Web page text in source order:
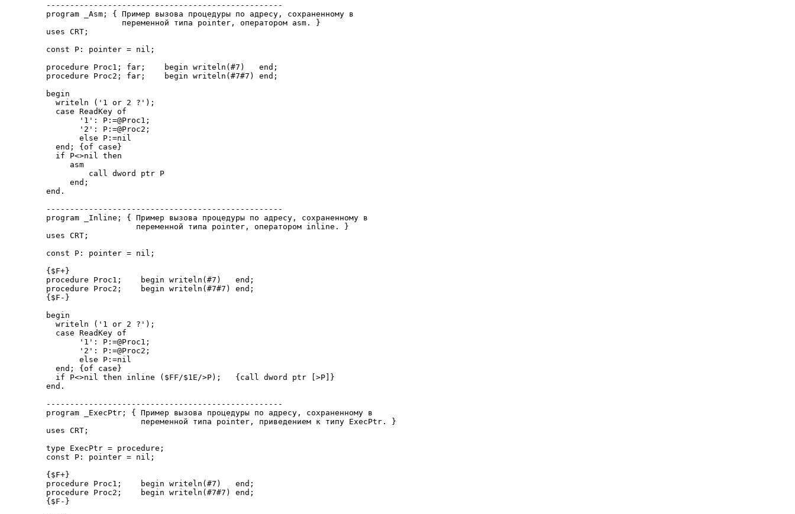
--------------------------------------------------
program _Asm; { Пример вызова процедуры по адресу, сохраненному в
                переменной типа pointer, оператором asm. }
uses CRT;
const P: pointer = nil;
procedure Proc1; far;    begin writeln(#7)   end;
procedure Proc2; far;    begin writeln(#7#7) end;
begin
  writeln ('1 or 2 ?');
  case ReadKey of
       '1': P:=@Proc1;
       '2': P:=@Proc2;
       else P:=nil
  end; {of case}
  if P<>nil then
     asm
         call dword ptr P
     end;
end.
--------------------------------------------------
program _Inline; { Пример вызова процедуры по адресу, сохраненному в
                   переменной типа pointer, оператором inline. }
uses CRT;
const P: pointer = nil;
{$F+}
procedure Proc1;    begin writeln(#7)   end;
procedure Proc2;    begin writeln(#7#7) end;
{$F-}
begin
  writeln ('1 or 2 ?');
  case ReadKey of
       '1': P:=@Proc1;
       '2': P:=@Proc2;
       else P:=nil
  end; {of case}
  if P<>nil then inline ($FF/$1E/>P);   {call dword ptr [>P]}
end.
--------------------------------------------------
program _ExecPtr; { Пример вызова процедуры по адресу, сохраненному в
                    переменной типа pointer, приведением к типу ExecPtr. }
uses CRT;
type ExecPtr = procedure;
const P: pointer = nil;
{$F+}
procedure Proc1;    begin writeln(#7)   end;
procedure Proc2;    begin writeln(#7#7) end;
{$F-}